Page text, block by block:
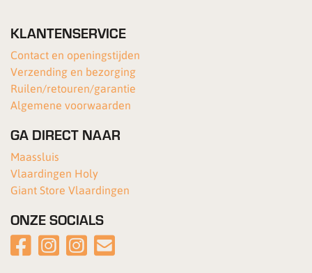
KLANTENSERVICE
Contact en openingstijden
Verzending en bezorging
Ruilen/retouren/garantie
Algemene voorwaarden
GA DIRECT NAAR
Maassluis
Vlaardingen Holy
Giant Store Vlaardingen
ONZE SOCIALS